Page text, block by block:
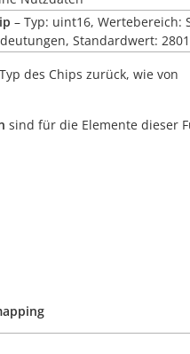
– Typ: uint16, Wertebereich:
Standardwert: 2801
des Chips zurück, wie von
sind für die Elemente dieser